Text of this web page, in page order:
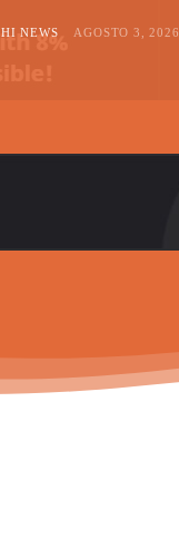
HI NEWS AGOSTO 3, 2026